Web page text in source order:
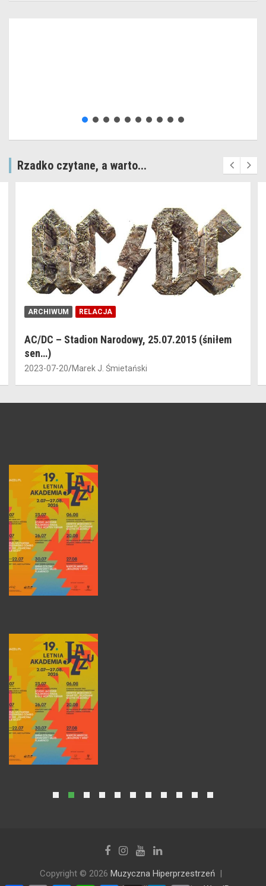
Rzadko czytane, a warto...
ARCHIWUM RELACJA
AC/DC – Stadion Narodowy, 25.07.2015 (śniłem
sen…)
2023-07-20 Marek J. Śmietański
Copyright © 2026 Muzyczna Hiperprzestrzeń